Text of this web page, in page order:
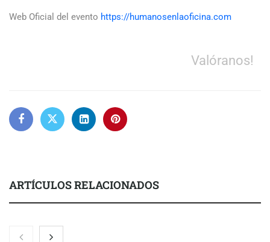
Web Oficial del evento https://humanosenlaoficina.com
Valóranos!
ARTÍCULOS RELACIONADOS
Nicols presenta seis modelos de anillos de compromiso para el